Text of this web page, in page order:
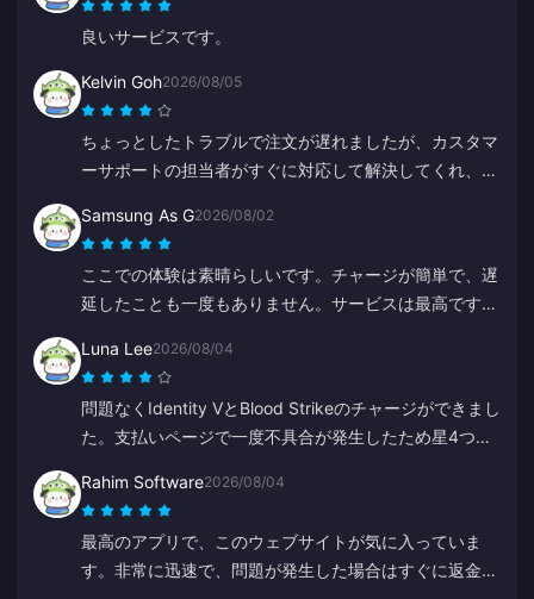
良いサービスです。
Kelvin Goh2026/08/05
ちょっとしたトラブルで注文が遅れましたが、カスタマ
ーサポートの担当者がすぐに対応して解決してくれ、補
力に感謝します。ありがとうございました！
Samsung As G2026/08/02
ここでの体験は素晴らしいです。チャージが簡単で、遅
延したことも一度もありません。サービスは最高です。
Luna Lee2026/08/04
問題なくIdentity VとBlood Strikeのチャージができまし
た。支払いページで一度不具合が発生したため星4つに
価格も安く、ゲームの品揃えも素晴らしいです！
Rahim Software2026/08/04
最高のアプリで、このウェブサイトが気に入っていま
す。非常に迅速で、問題が発生した場合はすぐに返金し